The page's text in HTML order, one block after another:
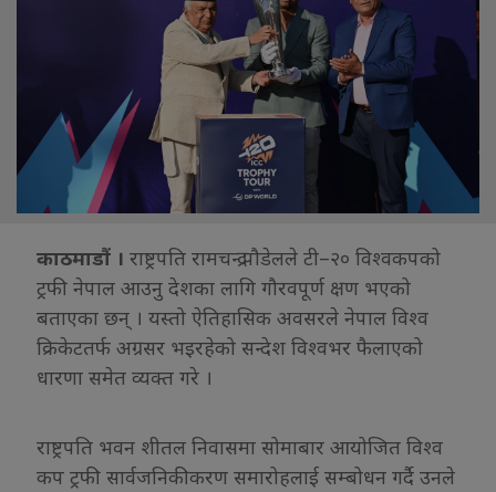
काठमाडौं । राष्ट्रपति रामचन्द्र पौडेलले टी–२० विश्वकपको
ट्रफी नेपाल आउनु देशका लागि गौरवपूर्ण क्षण भएको
बताएका छन् । यस्तो ऐतिहासिक अवसरले नेपाल विश्व
क्रिकेटतर्फ अग्रसर भइरहेको सन्देश विश्वभर फैलाएको
धारणा समेत व्यक्त गरे ।
राष्ट्रपति भवन शीतल निवासमा सोमाबार आयोजित विश्व
कप ट्रफी सार्वजनिकीकरण समारोहलाई सम्बोधन गर्दै उनले